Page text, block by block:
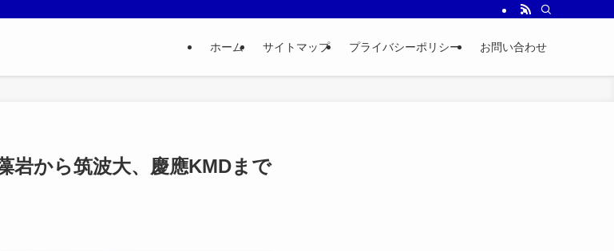
ホーム サイトマップ プライバシーポリシー お問い合わせ
岩から筑波大、慶應KMDまで